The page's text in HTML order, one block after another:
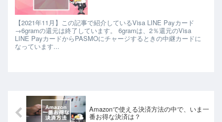
【2021年11月】この記事で紹介しているVisa LINE Payカード
→6gramの還元は終了しています。 6gramは、2％還元のVisa
LINE PayカードからPASMOにチャージするときの中継カードに
なっています...
Amazonで使える決済方法の中で、いま一
番お得な決済は？